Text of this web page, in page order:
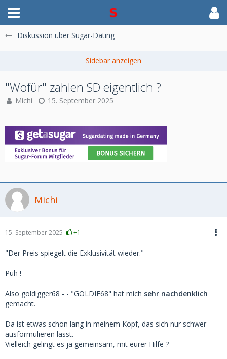
Diskussion über Sugar-Dating
"Wofür" zahlen SD eigentlich ?
Michi 15. September 2025
Michi
15. September 2025 +1
"Der Preis spiegelt die Exklusivität wieder."
Puh !
Also goldigger68 - - "GOLDIE68" hat mich sehr nachdenklich
gemacht.
Da ist etwas schon lang in meinem Kopf, das sich nur schwer
ausformulieren lässt.
Vielleich gelingt es ja gemeinsam, mit eurer Hilfe ?